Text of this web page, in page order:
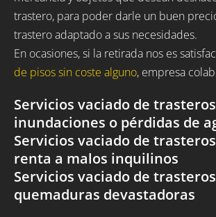
trastero, para poder darle un buen
trastero adaptado a sus necesidades.
En ocasiones, si la retirada nos es
de pisos sin coste alguno, empresa
Servicios vaciado de
inundaciones o pérdidas de
Servicios vaciado de
renta a malos inquilinos
Servicios vaciado de
quemaduras devastadoras